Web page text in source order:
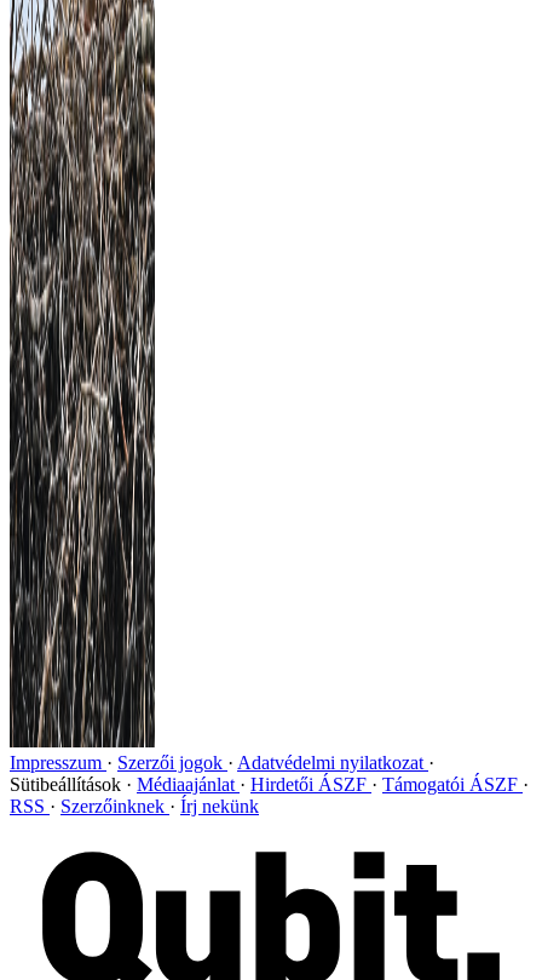
Impresszum Szerzői jogok
Adatvédelmi nyilatkozat
Sütibeállítások
Médiaajánlat Hirdetői ÁSZF
Támogatói ÁSZF
RSS
Szerzőinknek Írj nekünk